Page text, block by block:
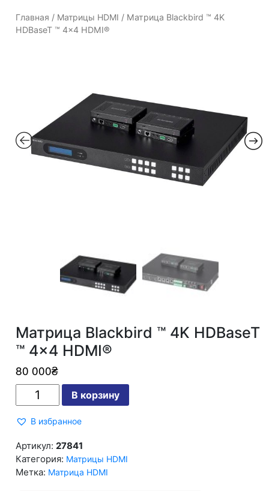
Главная / Матрицы HDMI / Матрица Blackbird ™ 4K
HDBaseT ™ 4×4 HDMI®
Матрица Blackbird ™ 4K HDBaseT
™ 4×4 HDMI®
80 000₴
Blackbird
4K
™
4x4
HDMI®
В корзину
В избранное
Артикул:27841
Категория: Матрицы HDMI
Метка: Матрица HDMI